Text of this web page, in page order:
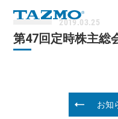
2019.03.25
第47回定時株主総
お知